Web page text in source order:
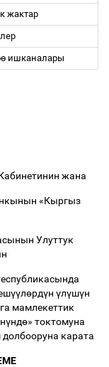
жактар
ишканалары
жана
«Кыргыз
Улуттук
үүлөрдүнүлүшүн
мамлекеттик
нүндө» токтомуна
долбооруна карата